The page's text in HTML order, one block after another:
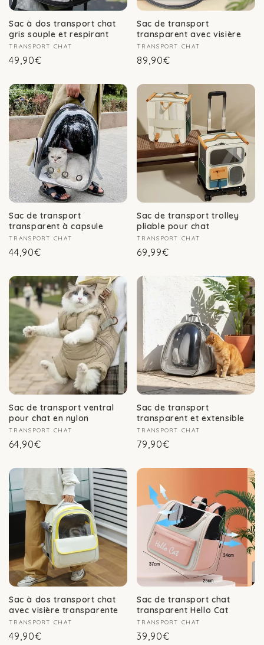
Sac à dos transport chat
gris souple et respirant
Fournisseur :
TRANSPORT CHAT
Prix
49,90€
Sac de transport
transparent avec visière
Fournisseur :
TRANSPORT CHAT
Prix
89,90€
Sac de transport
transparent à capsule
Fournisseur :
TRANSPORT CHAT
Prix
44,90€
Sac de transport trolley
pliable pour chat
Fournisseur :
TRANSPORT CHAT
Prix
69,99€
Sac de transport ventral
pour chat en nylon
Fournisseur :
TRANSPORT CHAT
Prix
64,90€
Sac de transport
transparent et extensible
Fournisseur :
TRANSPORT CHAT
Prix
79,90€
Sac à dos transport chat
avec visière transparente
Fournisseur :
TRANSPORT CHAT
Prix
49,90€
Sac de transport chat
transparent Hello Cat
Fournisseur :
TRANSPORT CHAT
Prix
39,90€